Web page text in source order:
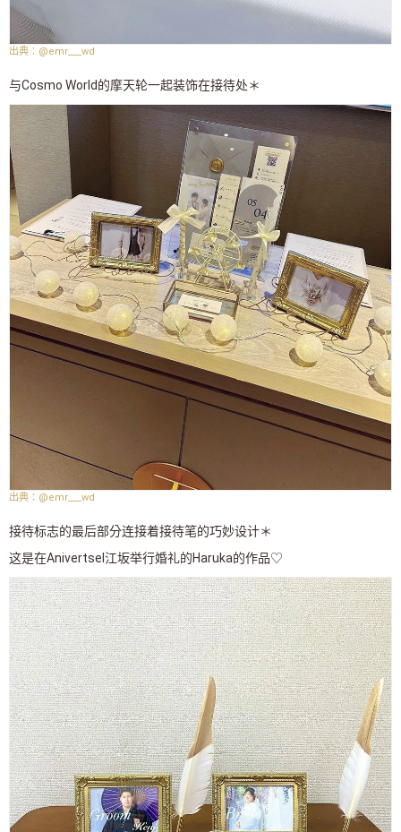
@emr___wd
与Cosmo World的摩天轮一起装饰在接待处＊
@emr___wd
接待标志的最后部分连接着接待笔的巧妙设计＊
这是在Anivertsel江坂举行婚礼的Haruka的作品♡